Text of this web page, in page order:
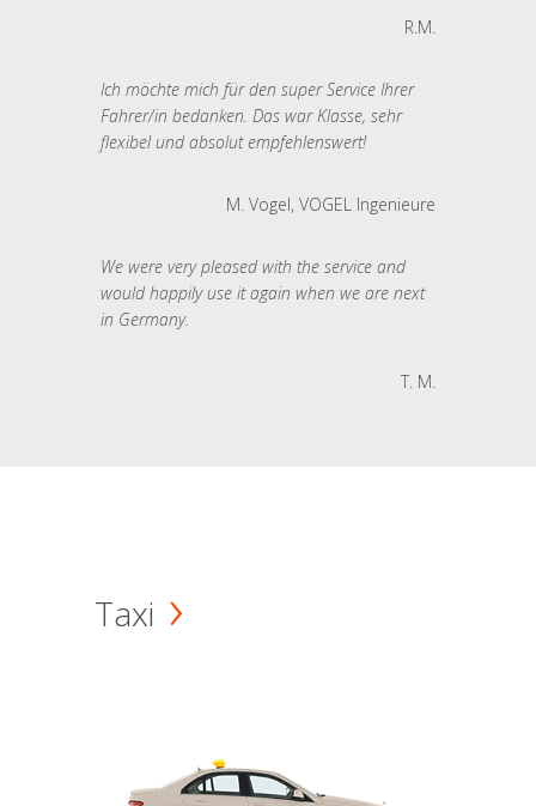
R.M.
Ich möchte mich für den super Service Ihrer
Fahrer/in bedanken. Das war Klasse, sehr
flexibel und absolut empfehlenswert!
M. Vogel, VOGEL Ingenieure
We were very pleased with the service and
would happily use it again when we are next
in Germany.
T. M.
Taxi